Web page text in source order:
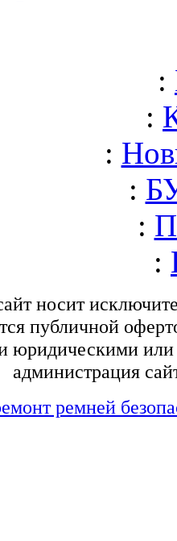
:
:
:
:
:
:
носит
публичной
юридическими
администрация
ремней